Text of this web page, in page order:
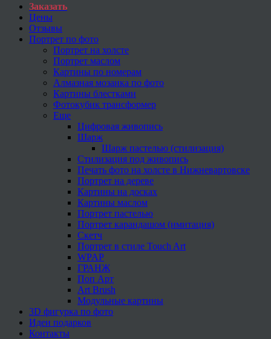
Заказать
Цены
Отзывы
Портрет по фото
Портрет на холсте
Портрет маслом
Картины по номерам
Алмазная мозаика по фото
Картины блестками
Фотокубик трансформер
Еще
Цифровая живопись
Шарж
Шарж пастелью (стилизация)
Стилизация под живопись
Печать фото на холсте в Нижневартовске
Портрет на дереве
Картины на досках
Картины маслом
Портрет пастелью
Портрет карандашом (имитация)
Скетч
Портрет в стиле Touch Art
WPAP
ГРАНЖ
Поп Арт
Art Brush
Модульные картины
3D фигурка по фото
Идеи подарков
Контакты